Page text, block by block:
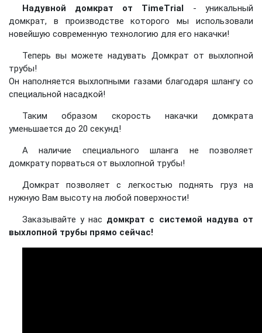
Надувной домкрат от TimeTrial - уникальный
домкрат, в производстве которого мы использовали
новейшую современную технологию для его накачки!
Теперь вы можете надувать Домкрат от выхлопной
трубы!
Он наполняется выхлопными газами благодаря шлангу со
специальной насадкой!
Таким образом скорость накачки домкрата
уменьшается до 20 секунд!
А наличие специального шланга не позволяет
домкрату порваться от выхлопной трубы!
Домкрат позволяет с легкостью поднять груз на
нужную Вам высоту на любой поверхности!
Заказывайте у нас домкрат с системой надува от
выхлопной трубы прямо сейчас!